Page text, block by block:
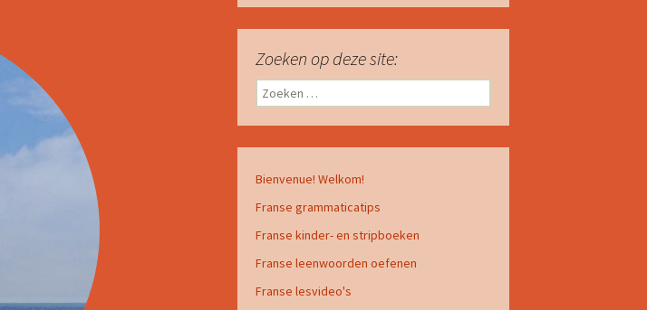
Zoeken op deze site:
Zoeken
naar:
Bienvenue! Welkom!
Franse grammaticatips
Franse kinder- en stripboeken
Franse leenwoorden oefenen
Franse lesvideo's